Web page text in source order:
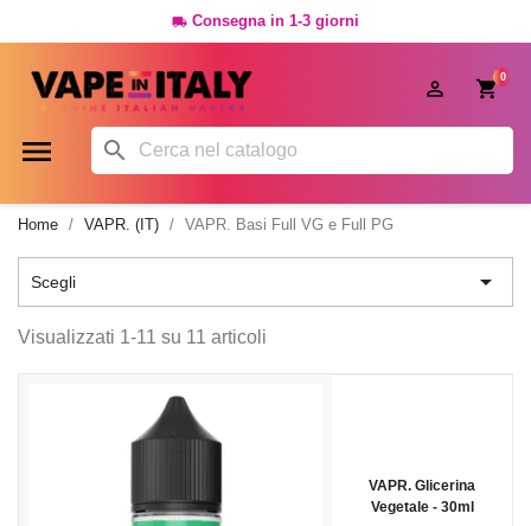
 Consegna in 1-3 giorni
0

 
Home VAPR. (IT) VAPR. Basi Full VG e Full PG
Scegli 
Visualizzati 1-11 su 11 articoli
VAPR. Glicerina
Vegetale - 30ml